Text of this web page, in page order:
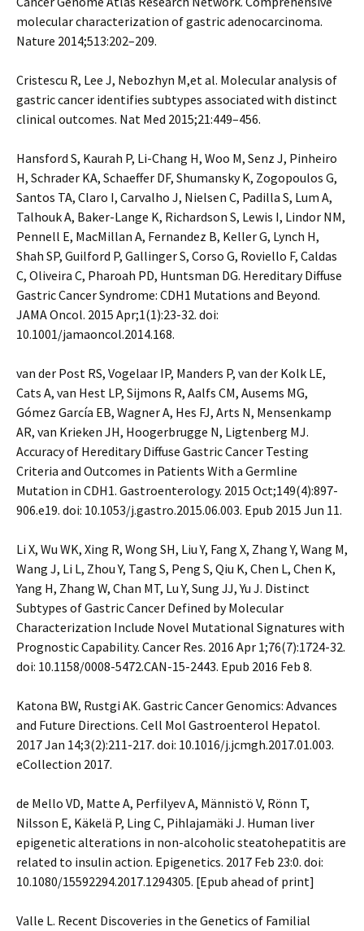
molecular characterization of gastric adenocarcinoma.
Nature 2014;513:202–209.
Cristescu R, Lee J, Nebozhyn M,et al. Molecular analysis of
gastric cancer identifies subtypes associated with distinct
clinical outcomes. Nat Med 2015;21:449–456.
Hansford S, Kaurah P, Li-Chang H, Woo M, Senz J, Pinheiro
H, Schrader KA, Schaeffer DF, Shumansky K, Zogopoulos G,
Santos TA, Claro I, Carvalho J, Nielsen C, Padilla S, Lum A,
Talhouk A, Baker-Lange K, Richardson S, Lewis I, Lindor NM,
Pennell E, MacMillan A, Fernandez B, Keller G, Lynch H,
Shah SP, Guilford P, Gallinger S, Corso G, Roviello F, Caldas
C, Oliveira C, Pharoah PD, Huntsman DG. Hereditary Diffuse
Gastric Cancer Syndrome: CDH1 Mutations and Beyond.
JAMA Oncol. 2015 Apr;1(1):23-32. doi:
10.1001/jamaoncol.2014.168.
van der Post RS, Vogelaar IP, Manders P, van der Kolk LE,
Cats A, van Hest LP, Sijmons R, Aalfs CM, Ausems MG,
Gómez García EB, Wagner A, Hes FJ, Arts N, Mensenkamp
AR, van Krieken JH, Hoogerbrugge N, Ligtenberg MJ.
Accuracy of Hereditary Diffuse Gastric Cancer Testing
Criteria and Outcomes in Patients With a Germline
Mutation in CDH1. Gastroenterology. 2015 Oct;149(4):897-
906.e19. doi: 10.1053/j.gastro.2015.06.003. Epub 2015 Jun 11.
Li X, Wu WK, Xing R, Wong SH, Liu Y, Fang X, Zhang Y, Wang M,
Wang J, Li L, Zhou Y, Tang S, Peng S, Qiu K, Chen L, Chen K,
Yang H, Zhang W, Chan MT, Lu Y, Sung JJ, Yu J. Distinct
Subtypes of Gastric Cancer Defined by Molecular
Characterization Include Novel Mutational Signatures with
Prognostic Capability. Cancer Res. 2016 Apr 1;76(7):1724-32.
doi: 10.1158/0008-5472.CAN-15-2443. Epub 2016 Feb 8.
Katona BW, Rustgi AK. Gastric Cancer Genomics: Advances
and Future Directions. Cell Mol Gastroenterol Hepatol.
2017 Jan 14;3(2):211-217. doi: 10.1016/j.jcmgh.2017.01.003.
eCollection 2017.
de Mello VD, Matte A, Perfilyev A, Männistö V, Rönn T,
Nilsson E, Käkelä P, Ling C, Pihlajamäki J. Human liver
epigenetic alterations in non-alcoholic steatohepatitis are
related to insulin action. Epigenetics. 2017 Feb 23:0. doi:
10.1080/15592294.2017.1294305. [Epub ahead of print]
Valle L. Recent Discoveries in the Genetics of Familial